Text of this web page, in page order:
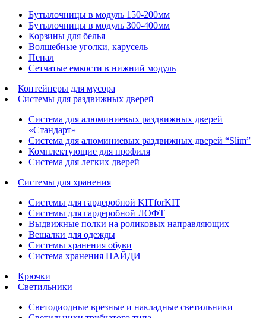
Бутылочницы в модуль 150-200мм
Бутылочницы в модуль 300-400мм
Корзины для белья
Волшебные уголки, карусель
Пенал
Cетчатые емкости в нижний модуль
Контейнеры для мусора
Системы для раздвижных дверей
Система для алюминиевых раздвижных дверей
«Стандарт»
Система для алюминиевых раздвижных дверей “Slim”
Комплектующие для профиля
Система для легких дверей
Системы для хранения
Системы для гардеробной KITforKIT
Системы для гардеробной ЛОФТ
Выдвижные полки на роликовых направляющих
Вешалки для одежды
Системы хранения обуви
Система хранения НАЙДИ
Крючки
Светильники
Светодиодные врезные и накладные светильники